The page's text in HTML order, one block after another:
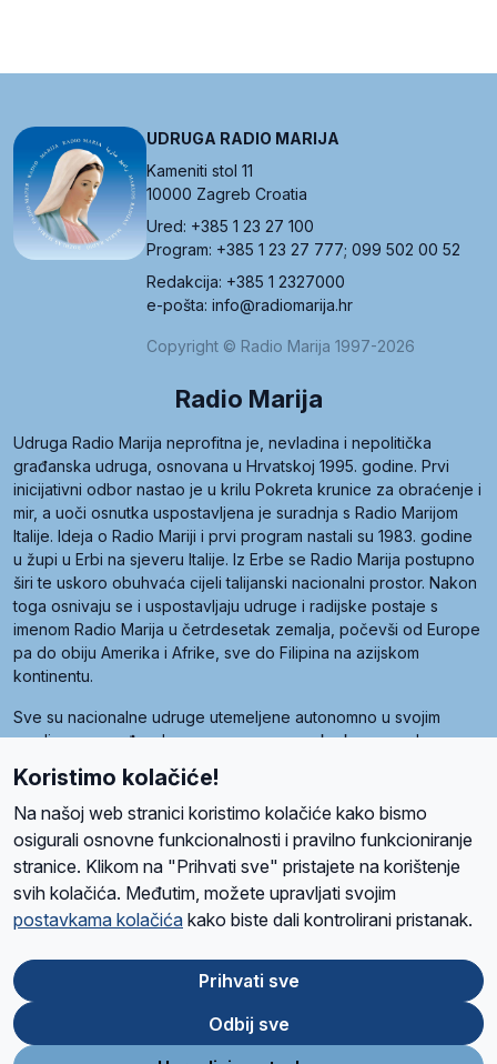
UDRUGA RADIO MARIJA
Kameniti stol 11
10000 Zagreb Croatia
Ured: +385 1 23 27 100
Program: +385 1 23 27 777; 099 502 00 52
Redakcija: +385 1 2327000
e-pošta: info@radiomarija.hr
Copyright © Radio Marija 1997-2026
Radio Marija
Udruga Radio Marija neprofitna je, nevladina i nepolitička
građanska udruga, osnovana u Hrvatskoj 1995. godine. Prvi
inicijativni odbor nastao je u krilu Pokreta krunice za obraćenje i
mir, a uoči osnutka uspostavljena je suradnja s Radio Marijom
Italije. Ideja o Radio Mariji i prvi program nastali su 1983. godine
u župi u Erbi na sjeveru Italije. Iz Erbe se Radio Marija postupno
širi te uskoro obuhvaća cijeli talijanski nacionalni prostor. Nakon
toga osnivaju se i uspostavljaju udruge i radijske postaje s
imenom Radio Marija u četrdesetak zemalja, počevši od Europe
pa do obiju Amerika i Afrike, sve do Filipina na azijskom
kontinentu.
Sve su nacionalne udruge utemeljene autonomno u svojim
zemljama, a međusobna su povezane preko krovne udruge
pod nazivom Svjetska obitelj Radio Marije (World Family of
Radio Maria). Svjetsku obitelj utemeljilo je sedam članica, među
kojima je i hrvatska Udruga Radio Marija.
O namaRadio ProgramVolonteriPrijateljiKontaktPravila privatnosti
Ova stranica je zaštićena Google reCAPTCHA sustavom
Store
Google
Play
Koristimo kolačiće!
Na našoj web stranici koristimo kolačiće kako bismo
osigurali osnovne funkcionalnosti i pravilno funkcioniranje
stranice. Klikom na "Prihvati sve" pristajete na korištenje
svih kolačića. Međutim, možete upravljati svojim
postavkama kolačića kako biste dali kontrolirani pristanak.
Prihvati sve
Odbij sve